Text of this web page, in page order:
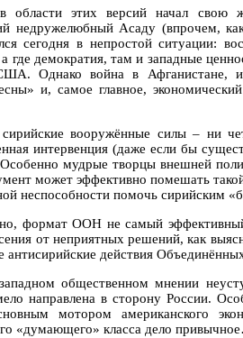
области этих версий начал свою
недружелюбный Асаду (впрочем,
сегодня в непростой ситуации:
где демократия, там и западные
Однако война в Афганистане,
и, самое главное,
сирийские вооружённые силы – ни
интервенция (даже если бы
мудрые творцы внешней
может эффективно помешать
неспособности помочь сирийским
формат ООН не самый
от неприятных решений, как
антисирийские действия
общественном мнении
направлена в сторону России.
мотором американского
«думающего» класса дело